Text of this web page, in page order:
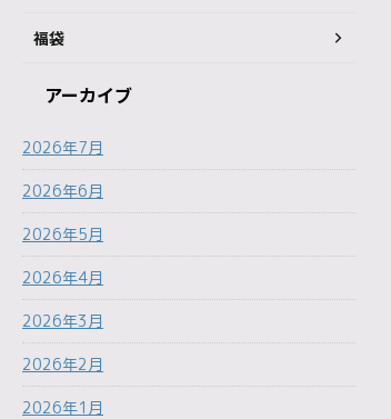
福袋
アーカイブ
2026年7月
2026年6月
2026年5月
2026年4月
2026年3月
2026年2月
2026年1月